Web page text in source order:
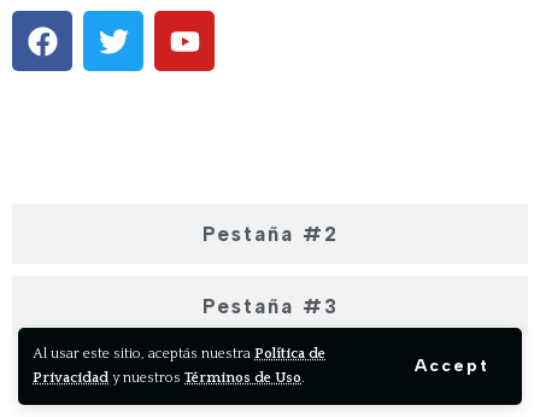
Al usar este sitio, aceptás nuestra Política de
Privacidad y nuestros Términos de Uso.
Accept
Pestaña #2
Pestaña #3